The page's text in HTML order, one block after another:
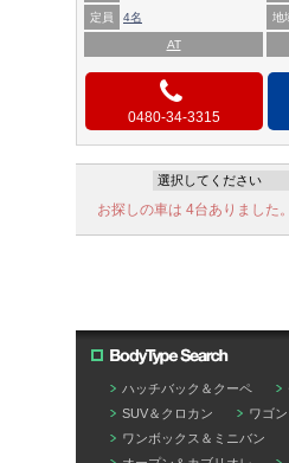
定員 4名 地
AT
0480-34-3315
お探しの車は 4台ありました
ハッチバック＆クーペ
SUV＆クロカン
ワゴ
ワンボックス＆ミニバン